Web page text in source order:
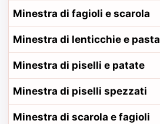
Minestra di fagioli e scarola
Minestra di lenticchie e pasta
Minestra di piselli e patate
Minestra di piselli spezzati
Minestra di scarola e fagioli